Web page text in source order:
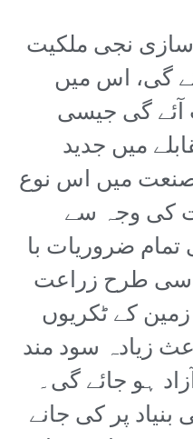
سازی نجی ملکیت
گی، اس میں
آئے گی جیسی
میں جدید
میں اس نوع
کی وجہ سے
ضروریات با
طرح زراعت
کے ٹکریوں
زیادہ سود مند
ہو جائے گی۔
پر کی جانے